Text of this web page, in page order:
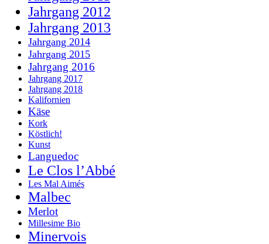
Jahrgang 2012
Jahrgang 2013
Jahrgang 2014
Jahrgang 2015
Jahrgang 2016
Jahrgang 2017
Jahrgang 2018
Kalifornien
Käse
Kork
Köstlich!
Kunst
Languedoc
Le Clos l’Abbé
Les Mal Aimés
Malbec
Merlot
Millesime Bio
Minervois